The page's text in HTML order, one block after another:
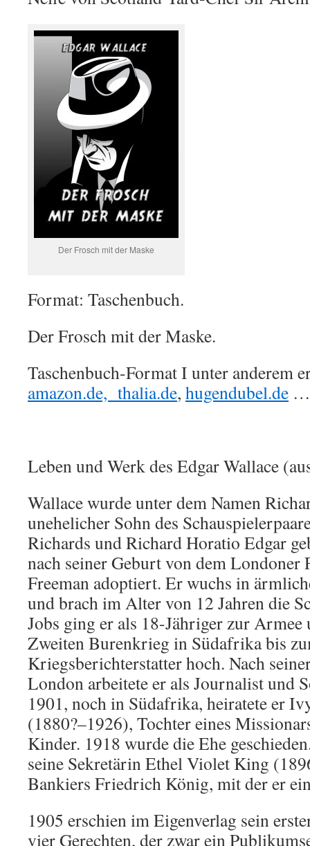
Der Frosch mit der Maske
Format: Taschenbuch.
Der Frosch mit der Maske.
Taschenbuch-Format I unter anderem
amazon.de, thalia.de, hugendubel.de …
Leben und Werk des Edgar Wallace
Wallace wurde unter dem Namen
unehelicher Sohn des
Richards und Richard Horatio Edgar
nach seiner Geburt von dem Londoner
Freeman adoptiert. Er wuchs in
und brach im Alter von 12 Jahren die
Jobs ging er als 18-Jähriger zur Armee
Zweiten Burenkrieg in Südafrika bis
Kriegsberichterstatter hoch. Nach
London arbeitete er als Journalist und
1901, noch in Südafrika, heiratete er
(1880?–1926), Tochter eines
Kinder. 1918 wurde die Ehe
seine Sekretärin Ethel Violet King
Bankiers Friedrich König, mit der er
1905 erschien im Eigenverlag sein
vier Gerechten, der zwar ein